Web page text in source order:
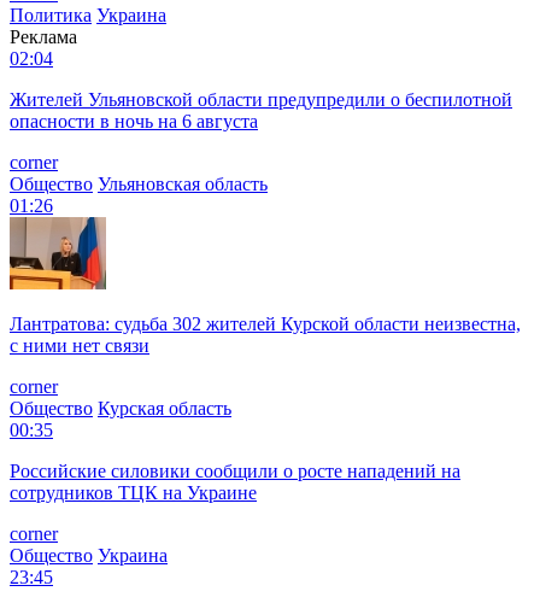
Политика Украина
Реклама
02:04
Жителей Ульяновской области предупредили о беспилотной
опасности в ночь на 6 августа
corner
Общество Ульяновская область
01:26
Лантратова: судьба 302 жителей Курской области неизвестна,
с ними нет связи
corner
Общество Курская область
00:35
Российские силовики сообщили о росте нападений на
сотрудников ТЦК на Украине
corner
Общество Украина
23:45